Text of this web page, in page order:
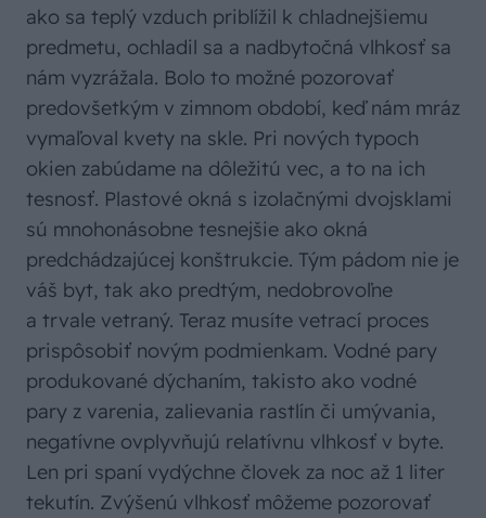
ako sa teplý vzduch priblížil k chladnejšiemu
predmetu, ochladil sa a nadbytočná vlhkosť sa
nám vyzrážala. Bolo to možné pozorovať
predovšetkým v zimnom období, keď nám mráz
vymaľoval kvety na skle. Pri nových typoch
okien zabúdame na dôležitú vec, a to na ich
tesnosť. Plastové okná s izolačnými dvojsklami
sú mnohonásobne tesnejšie ako okná
predchádzajúcej konštrukcie. Tým pádom nie je
váš byt, tak ako predtým, nedobrovoľne
a trvale vetraný. Teraz musíte vetrací proces
prispôsobiť novým podmienkam. Vodné pary
produkované dýchaním, takisto ako vodné
pary z varenia, zalievania rastlín či umývania,
negatívne ovplyvňujú relatívnu vlhkosť v byte.
Len pri spaní vydýchne človek za noc až 1 liter
tekutín. Zvýšenú vlhkosť môžeme pozorovať